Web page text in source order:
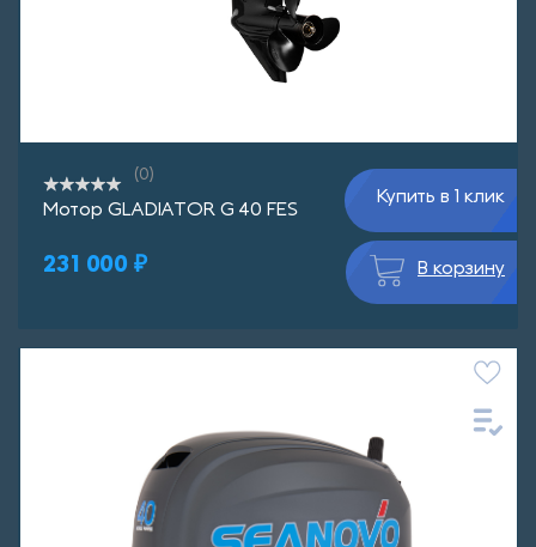
(0)
Мотор GLADIATOR G 40 FES
231 000 ₽
Купить в 1 клик
В корзину